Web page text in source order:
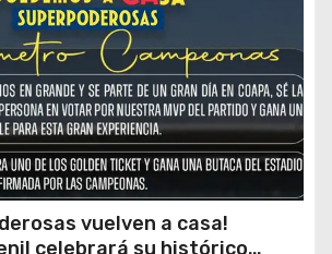
vuelven a casa!
celebrará su histórico